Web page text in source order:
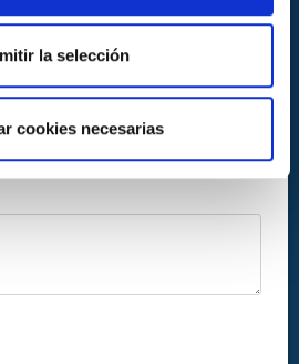
la selección
cookies necesarias
al:
en las redes: